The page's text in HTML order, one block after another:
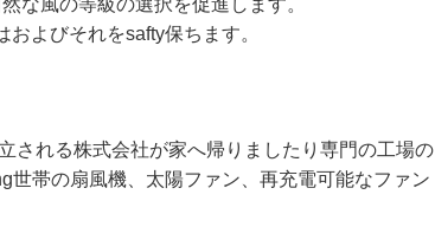
な風の等級の選択を促進します。
よびそれをsafty保ちます。
される株式会社が家へ帰りましたり専門の工場の
帯の扇風機、太陽ファン、再充電可能なファン